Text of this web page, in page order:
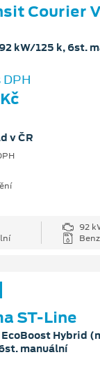
Courier
kW/125 k, 6st.
v ČR
92
ST-Line
Hybrid
manuální